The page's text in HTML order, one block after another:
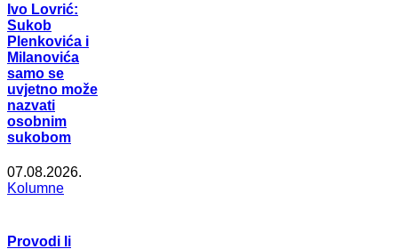
Ivo Lovrić:
Sukob
Plenkovića i
Milanovića
samo se
uvjetno može
nazvati
osobnim
sukobom
07.08.2026.
Kolumne
Provodi li